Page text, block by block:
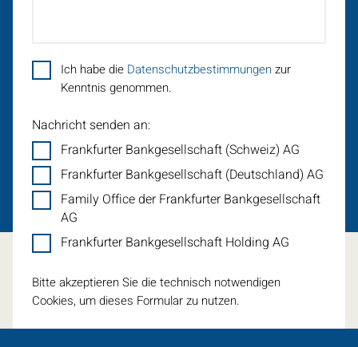
Ich habe die Datenschutzbestimmungenzur
Kenntnis genommen.
Nachricht senden an:
Frankfurter Bankgesellschaft (Schweiz) AG
Frankfurter Bankgesellschaft (Deutschland) AG
Family Office der Frankfurter Bankgesellschaft
AG
Frankfurter Bankgesellschaft Holding AG
Bitte akzeptieren Sie die technisch notwendigen
Cookies, um dieses Formular zu nutzen.